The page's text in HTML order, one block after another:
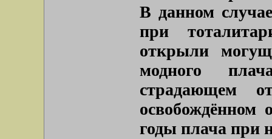
В данном
при
открыли
модного
страдающем
освобождённом
годы плача при